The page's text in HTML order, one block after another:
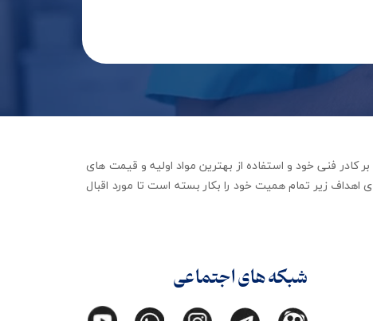
تجهیزات توانبخشی با تکیه بر کادر فنی خود و استفاده از بهترین مواد اولیه و قیمت های
زیر تمام همیت خود را بکار بسته است تا مورد اقبال
شبکه های اجتماعی